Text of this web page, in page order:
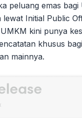
peluang emas
Initial Public
kini punya
khusus
mainnya.